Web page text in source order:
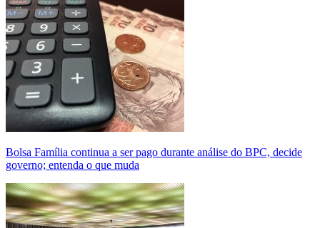
Bolsa Família continua a ser pago durante análise do BPC, decide
governo; entenda o que muda